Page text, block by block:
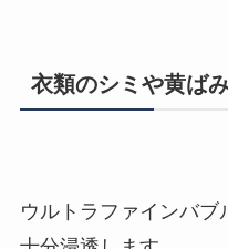
衣類のシミや黄ば
ウルトラファインバブ